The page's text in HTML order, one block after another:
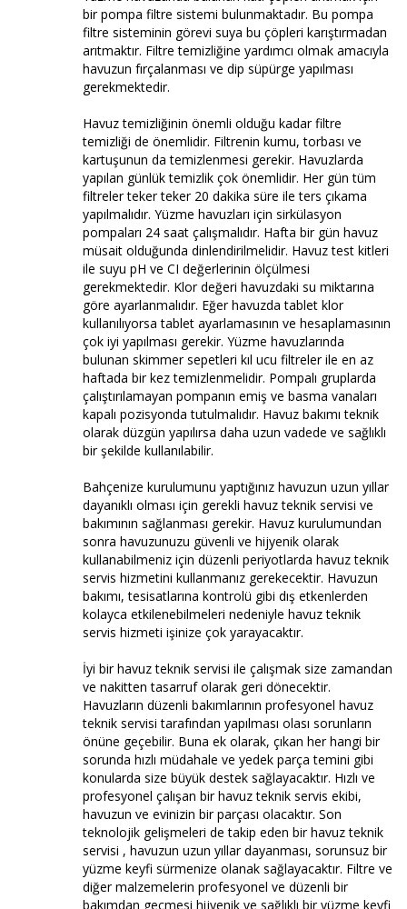
bir pompa filtre sistemi bulunmaktadır. Bu pompa
filtre sisteminin görevi suya bu çöpleri karıştırmadan
arıtmaktır. Filtre temizliğine yardımcı olmak amacıyla
havuzun fırçalanması ve dip süpürge yapılması
gerekmektedir.
Havuz temizliğinin önemli olduğu kadar filtre
temizliği de önemlidir. Filtrenin kumu, torbası ve
kartuşunun da temizlenmesi gerekir. Havuzlarda
yapılan günlük temizlik çok önemlidir. Her gün tüm
filtreler teker teker 20 dakika süre ile ters çıkama
yapılmalıdır. Yüzme havuzları için sirkülasyon
pompaları 24 saat çalışmalıdır. Hafta bir gün havuz
müsait olduğunda dinlendirilmelidir. Havuz test kitleri
ile suyu pH ve CI değerlerinin ölçülmesi
gerekmektedir. Klor değeri havuzdaki su miktarına
göre ayarlanmalıdır. Eğer havuzda tablet klor
kullanılıyorsa tablet ayarlamasının ve hesaplamasının
çok iyi yapılması gerekir. Yüzme havuzlarında
bulunan skimmer sepetleri kıl ucu filtreler ile en az
haftada bir kez temizlenmelidir. Pompalı gruplarda
çalıştırılamayan pompanın emiş ve basma vanaları
kapalı pozisyonda tutulmalıdır. Havuz bakımı teknik
olarak düzgün yapılırsa daha uzun vadede ve sağlıklı
bir şekilde kullanılabilir.
Bahçenize kurulumunu yaptığınız havuzun uzun yıllar
dayanıklı olması için gerekli havuz teknik servisi ve
bakımının sağlanması gerekir. Havuz kurulumundan
sonra havuzunuzu güvenli ve hijyenik olarak
kullanabilmeniz için düzenli periyotlarda havuz teknik
servis hizmetini kullanmanız gerekecektir. Havuzun
bakımı, tesisatlarına kontrolü gibi dış etkenlerden
kolayca etkilenebilmeleri nedeniyle havuz teknik
servis hizmeti işinize çok yarayacaktır.
İyi bir havuz teknik servisi ile çalışmak size zamandan
ve nakitten tasarruf olarak geri dönecektir.
Havuzların düzenli bakımlarının profesyonel havuz
teknik servisi tarafından yapılması olası sorunların
önüne geçebilir. Buna ek olarak, çıkan her hangi bir
sorunda hızlı müdahale ve yedek parça temini gibi
konularda size büyük destek sağlayacaktır. Hızlı ve
profesyonel çalışan bir havuz teknik servis ekibi,
havuzun ve evinizin bir parçası olacaktır. Son
teknolojik gelişmeleri de takip eden bir havuz teknik
servisi , havuzun uzun yıllar dayanması, sorunsuz bir
yüzme keyfi sürmenize olanak sağlayacaktır. Filtre ve
diğer malzemelerin profesyonel ve düzenli bir
bakımdan geçmesi hijyenik ve sağlıklı bir yüzme keyfi